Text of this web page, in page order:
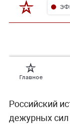
Российский
дежурных